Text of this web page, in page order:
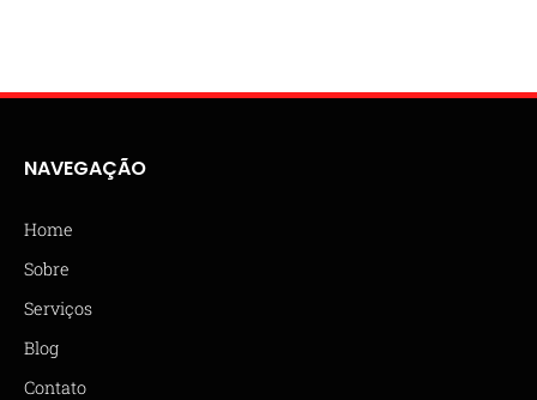
NAVEGAÇÃO
Home
Sobre
Serviços
Blog
Contato